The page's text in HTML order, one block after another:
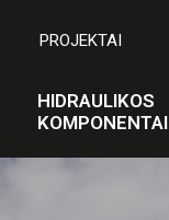
PROJEKTAI
HIDRAULIKOS
KOMPONENTAI